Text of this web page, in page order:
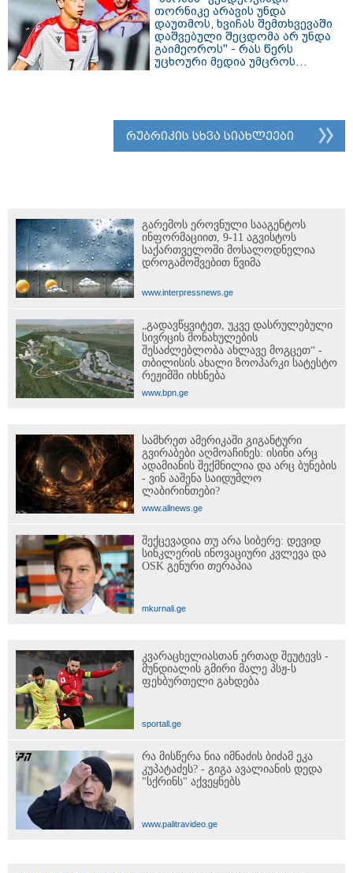
თორნიკე არავის უნდა
დაუთმოს, ხვიჩას შემთხვევაში
დაშვებული შეცდომა არ უნდა
გაიმეოროს" - რას წერს
უცხოური მედია უმცროს
რუბრიკის სხვა სიახლეები
გარემოს ეროვნული სააგენტოს
ინფორმაციით, 9-11 აგვისტოს
საქართველოში მოსალოდნელია
დროგამოშვებით წვიმა
www.interpressnews.ge
„გადავწყვიტეთ, უკვე დასრულებული
სივრცის მონახულების
შესაძლებლობა ახლავე მოგცეთ“ -
თბილისის ახალი ზოოპარკი სატესტო
რეჟიმში იხსნება
www.bpn.ge
სამხრეთ ამერიკაში გიგანტური
გვირაბები აღმოაჩინეს: ისინი არც
ადამიანის შექმნილია და არც ბუნების
- ვინ ააშენა საიდუმლო
ლაბირინთები?
www.allnews.ge
შექცევადია თუ არა სიბერე: დევიდ
სინკლერის ინოვაციური კვლევა და
OSK გენური თერაპია
mkurnali.ge
კვარაცხელიასთან ერთად შეუტევს -
მუნდიალის გმირი მალე პსჟ-ს
ფეხბურთელი გახდება
sportall.ge
რა მისწერა ნია იმნაძის ბიძამ ეკა
კუპატაძეს? - გიგა ავალიანის დედა
"სქრინს" აქვეყნებს
www.palitravideo.ge